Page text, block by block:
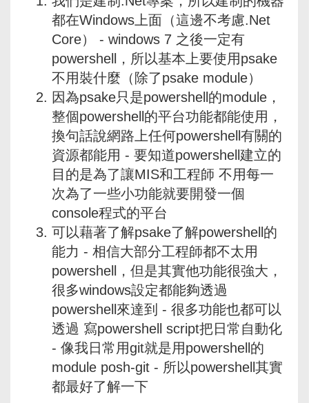
都在Windows上面（這邊不考慮.Net
Core） - windows 7 之後一定有
powershell，所以基本上要使用psake
不用裝什麼（除了psake module）
因為psake只是powershell的module，
整個powershell的平台功能都能使用，
換句話說網路上任何powershell有關的
資源都能用 - 要知道powershell建立的
目的是為了讓MIS和工程師 不用每一
次為了一些小功能就要開發一個
console程式的平台
可以藉著了解psake了解powershell的
能力 - 相信大部分工程師都不太用
powershell，但是其實他功能很強大，
很多windows設定都能夠透過
powershell來達到 - 很多功能也都可以
透過 寫powershell script把日常自動化
- 像我日常用git就是用powershell的
module posh-git - 所以powershell其實
都最好了解一下